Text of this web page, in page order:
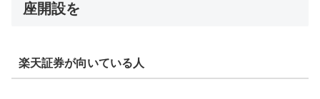
座開設を
楽天証券が向いている人